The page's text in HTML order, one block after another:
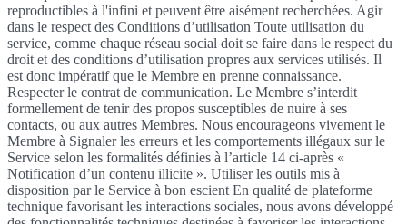
reproductibles à l'infini et peuvent être aisément recherchées. Agir
dans le respect des Conditions d’utilisation Toute utilisation du
service, comme chaque réseau social doit se faire dans le respect du
droit et des conditions d’utilisation propres aux services utilisés. Il
est donc impératif que le Membre en prenne connaissance.
Respecter le contrat de communication. Le Membre s’interdit
formellement de tenir des propos susceptibles de nuire à ses
contacts, ou aux autres Membres. Nous encourageons vivement le
Membre à Signaler les erreurs et les comportements illégaux sur le
Service selon les formalités définies à l’article 14 ci-après «
Notification d’un contenu illicite ». Utiliser les outils mis à
disposition par le Service à bon escient En qualité de plateforme
technique favorisant les interactions sociales, nous avons développé